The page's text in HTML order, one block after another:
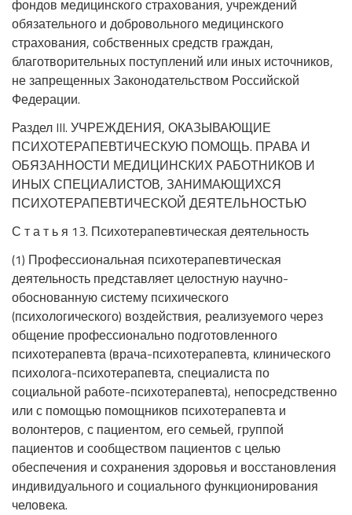
фондов медицинского страхования, учреждений
обязательного и добровольного медицинского
страхования, собственных средств граждан,
благотворительных поступлений или иных источников,
не запрещенных Законодательством Российской
Федерации.
Раздел III. УЧРЕЖДЕНИЯ, ОКАЗЫВАЮЩИЕ
ПСИХОТЕРАПЕВТИЧЕСКУЮ ПОМОЩЬ. ПРАВА И
ОБЯЗАННОСТИ МЕДИЦИНСКИХ РАБОТНИКОВ И
ИНЫХ СПЕЦИАЛИСТОВ, ЗАНИМАЮЩИХСЯ
ПСИХОТЕРАПЕВТИЧЕСКОЙ ДЕЯТЕЛЬНОСТЬЮ
С т а т ь я 13. Психотерапевтическая деятельность
(1) Профессиональная психотерапевтическая
деятельность представляет целостную научно-
обоснованную систему психического
(психологического) воздействия, реализуемого через
общение профессионально подготовленного
психотерапевта (врача-психотерапевта, клинического
психолога-психотерапевта, специалиста по
социальной работе-психотерапевта), непосредственно
или с помощью помощников психотерапевта и
волонтеров, с пациентом, его семьей, группой
пациентов и сообществом пациентов с целью
обеспечения и сохранения здоровья и восстановления
индивидуального и социального функционирования
человека.